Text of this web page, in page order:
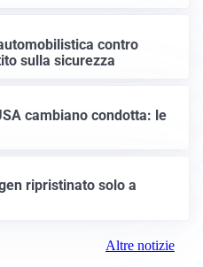
contro
sulla sicurezza
cambiano condotta: le
ripristinato solo a
Altre notizie